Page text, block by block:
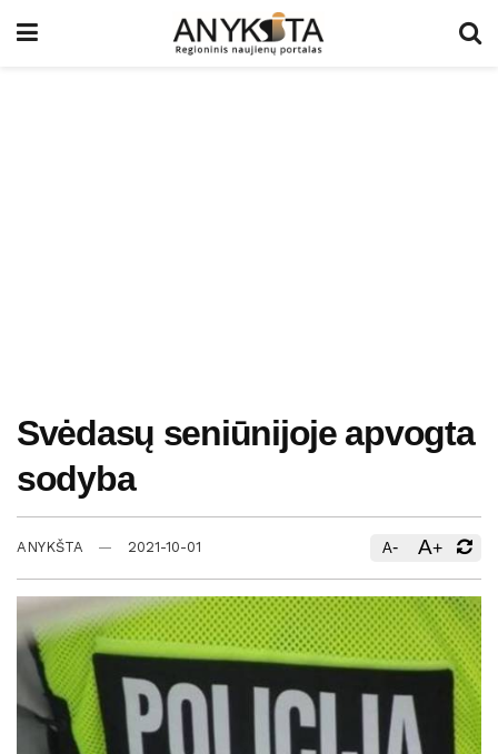
Svėdasų seniūnijoje apvogta
sodyba
ANYKŠTA 2021-10-01 A- A+